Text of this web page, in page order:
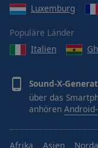
Luxemburg
Populäre Länder
Italien
Sound-X-
über das
anhören Android-
Afrika Asien